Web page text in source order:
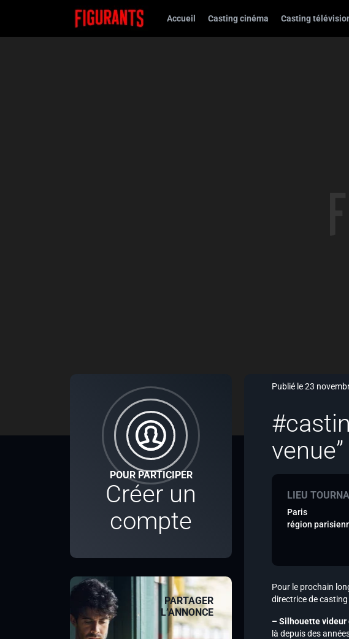
Accueil Casting cinéma Casting
POUR PARTICIPER
Créer un
compte
PARTAGER
L’ANNONCE
Publié le 23
LIEU
Paris
région
Pour le prochain
directrice de
– Silhouette videur
là depuis des